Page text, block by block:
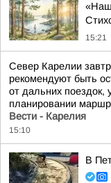
15:21
Север Карелии
рекомендуют быть
от дальних поездок,
планировании
Вести - Карелия
15:10
В